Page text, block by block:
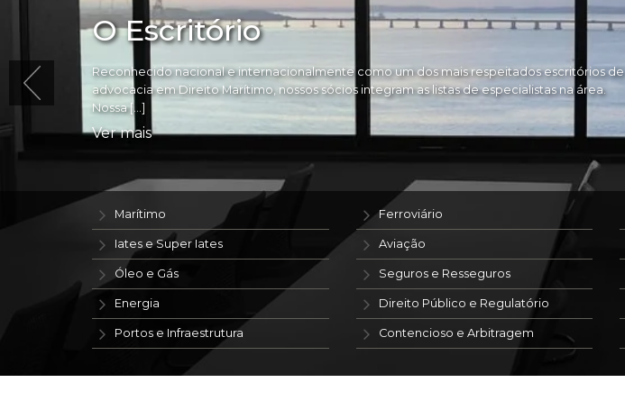
O Escritório
Reconhecido nacional e internacionalmente como um dos mais respeitados escritórios de
advocacia em Direito Marítimo, nossos sócios integram as listas de especialistas na área.
Nossa […]
Ver mais
Marítimo
Iates e Super Iates
Óleo e Gás
Energia
Portos e Infraestrutura
Ferroviário
Aviação
Seguros e Resseguros
Direito Público e Regulatório
Contencioso e Arbitragem